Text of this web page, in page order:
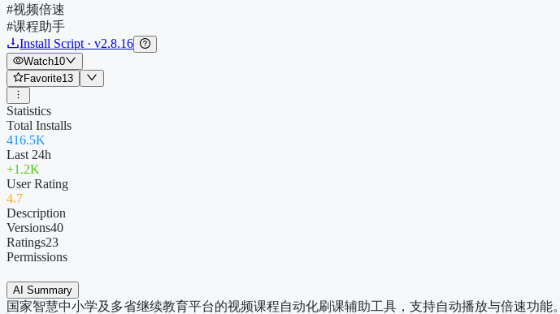
#视频倍速
#课程助手
Install Script · v2.8.16
Watch10
Favorite13
Statistics
Total Installs
416.5K
Last 24h
+1.2K
User Rating
4.7
Description
Versions40
Ratings23
Permissions
AI Summary
国家智慧中小学及多省继续教育平台的视频课程自动化刷课辅助工具，支持自动播放与倍速功能。